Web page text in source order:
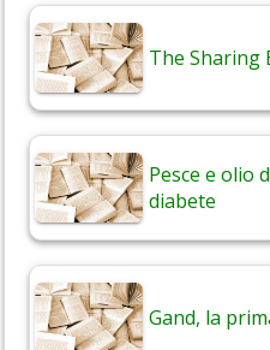
The Sharing
Pesce e olio
diabete
Gand, la